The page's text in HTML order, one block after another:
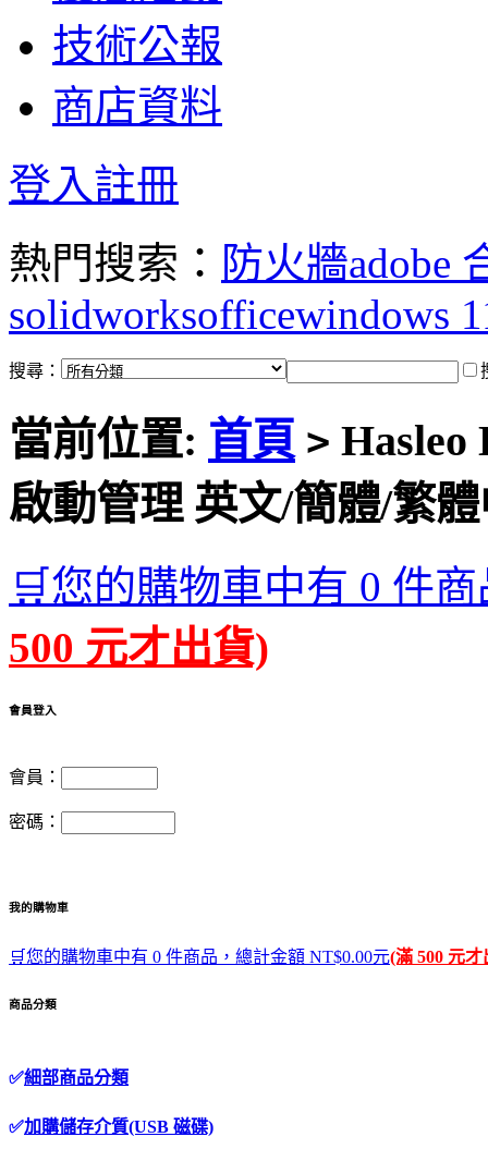
技術公報
商店資料
登入註冊
熱門搜索： 防火牆adobe
solidworksofficewindows
搜尋：
當前位置: 首頁 > Hasleo
啟動管理 英文/簡體/繁
🛒您的購物車中有 0 件
500 元才出貨)
會員登入
會員：
密碼：
我的購物車
🛒您的購物車中有 0 件商品，總計金額 NT$0.00元(滿 500 元才
商品分類
✅細部商品分類
✅加購儲存介質(USB 磁碟)